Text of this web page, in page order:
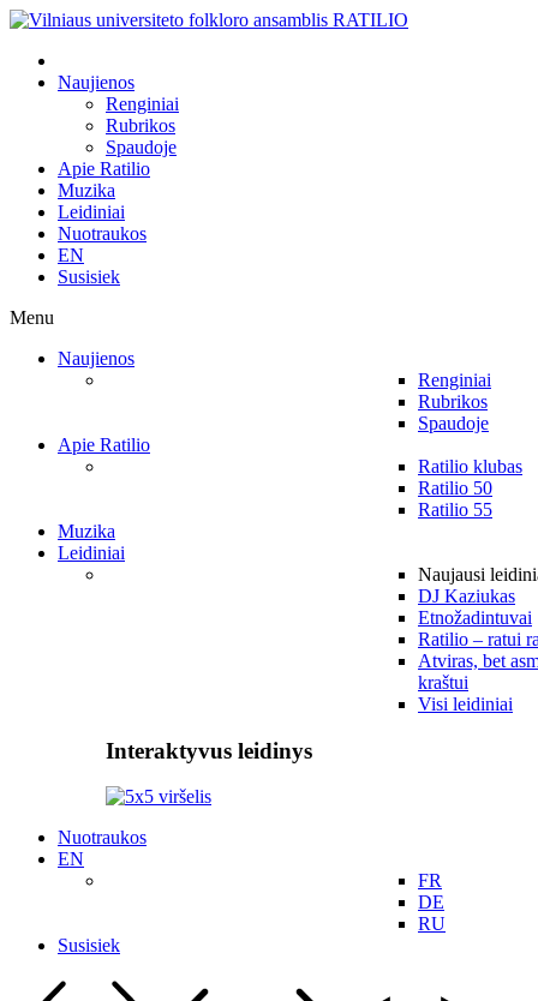
Naujienos
Renginiai
Rubrikos
Spaudoje
Apie Ratilio
Muzika
Leidiniai
Nuotraukos
EN
Susisiek
Menu
Naujienos
Renginiai
Rubrikos
Spaudoje
Apie Ratilio
Ratilio klubas
Ratilio 50
Ratilio 55
Muzika
Leidiniai
Naujausi
DJ Kaziukas
Etnožadintuvai
Ratilio – ratui
Atviras, bet
kraštui
Visi leidiniai
Interaktyvus leidinys
Nuotraukos
EN
FR
DE
RU
Susisiek